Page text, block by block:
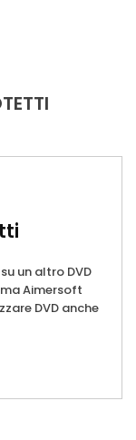
un altro DVD
Aimersoft
DVD anche